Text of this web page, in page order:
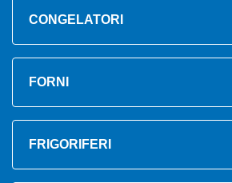
CONGELATORI
FORNI
FRIGORIFERI